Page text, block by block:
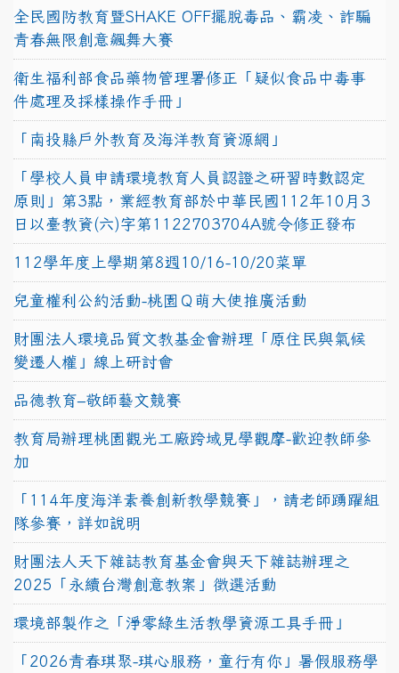
全民國防教育暨SHAKE OFF擺脫毒品、霸凌、詐騙
青春無限創意飆舞大賽
衛生福利部食品藥物管理署修正「疑似食品中毒事
件處理及採樣操作手冊」
「南投縣戶外教育及海洋教育資源網」
「學校人員申請環境教育人員認證之研習時數認定
原則」第3點，業經教育部於中華民國112年10月3
日以臺教資(六)字第1122703704A號令修正發布
112學年度上學期第8週10/16-10/20菜單
兒童權利公約活動-桃園Ｑ萌大使推廣活動
財團法人環境品質文教基金會辦理「原住民與氣候
變遷人權」線上研討會
品德教育–敬師藝文競賽
教育局辦理桃園觀光工廠跨域見學觀摩-歡迎教師參
加
「114年度海洋素養創新教學競賽」，請老師踴躍組
隊參賽，詳如說明
財團法人天下雜誌教育基金會與天下雜誌辦理之
2025「永續台灣創意教案」徵選活動
環境部製作之「淨零綠生活教學資源工具手冊」
「2026青春琪聚-琪心服務，童行有你」暑假服務學